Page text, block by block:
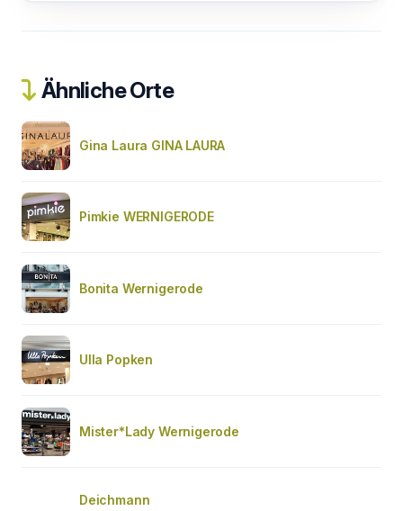
Ähnliche Orte
Gina Laura GINA LAURA
Pimkie WERNIGERODE
Bonita Wernigerode
Ulla Popken
Mister*Lady Wernigerode
Deichmann